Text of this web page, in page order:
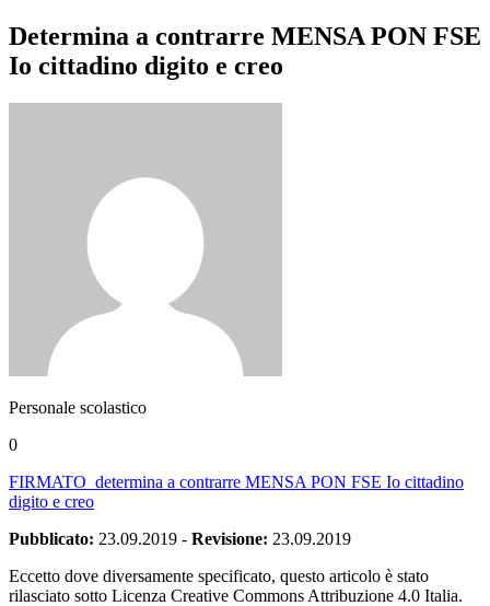
Determina a contrarre MENSA PON FSE
Io cittadino digito e creo
Personale scolastico
0
FIRMATO_determina a contrarre MENSA PON FSE Io cittadino
digito e creo
Pubblicato: 23.09.2019 - Revisione: 23.09.2019
Eccetto dove diversamente specificato, questo articolo è stato
rilasciato sotto Licenza Creative Commons Attribuzione 4.0 Italia.